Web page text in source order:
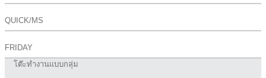
QUICK/MS
FRIDAY
โต๊ะทำงานแบบกลุ่ม